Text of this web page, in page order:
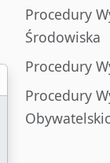
Procedury
Środowiska
Procedury
Procedury